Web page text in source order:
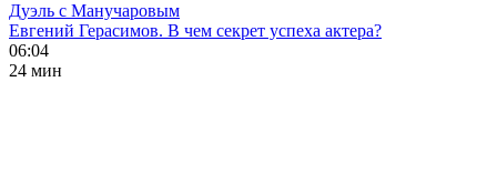
Дуэль с Манучаровым
Евгений Герасимов. В чем секрет успеха актера?
06:04
24 мин